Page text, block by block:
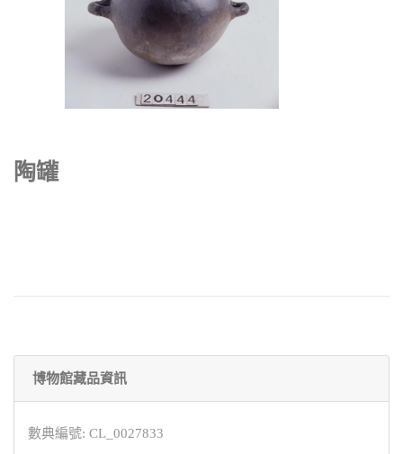
陶罐
博物館藏品資訊
數典編號: CL_0027833